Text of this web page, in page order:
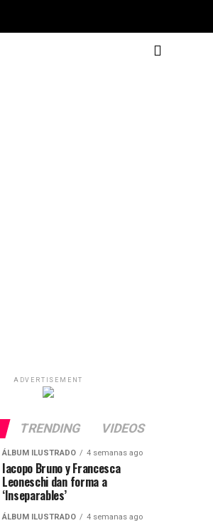
ADVERTISEMENT
TRENDING VIDEOS
ÁLBUM ILUSTRADO 4 semanas ago
Iacopo Bruno y Francesca
Leoneschi dan forma a
‘Inseparables’
ÁLBUM ILUSTRADO 4 semanas ago